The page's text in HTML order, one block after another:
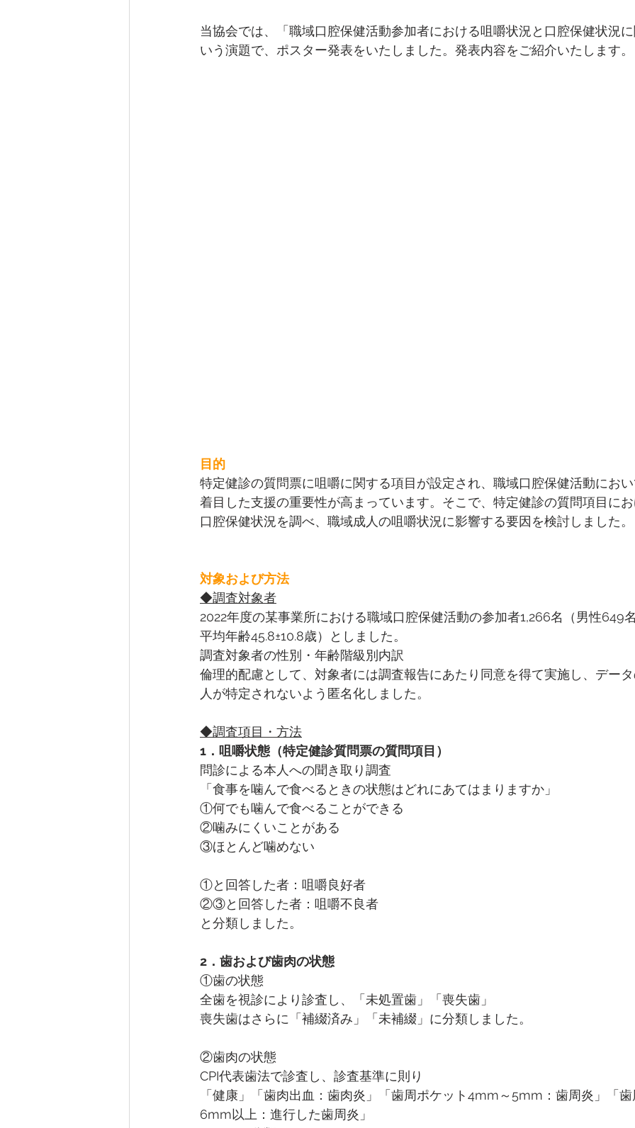
当協会では、「職域口腔保健活動参加者における咀嚼状況と口腔保健状況
いう演題で、ポスター発表をいたしました。発表内容をご紹介いたします。
目的
特定健診の質問票に咀嚼に関する項目が設定され、職域口腔保健活動にお
着目した支援の重要性が高まっています。そこで、特定健診の質問項目に
口腔保健状況を調べ、職域成人の咀嚼状況に影響する要因を検討しました。
対象および方法
◆調査対象者
2022年度の某事業所における職域口腔保健活動の参加者1,266名（男性649名
平均年齢45.8±10.8歳）としました。
調査対象者の性別・年齢階級別内訳
倫理的配慮として、対象者には調査報告にあたり同意を得て実施し、デー
人が特定されないよう匿名化しました。
◆調査項目・方法
1．咀嚼状態（特定健診質問票の質問項目）
問診による本人への聞き取り調査
「食事を噛んで食べるときの状態はどれにあてはまりますか」
①何でも噛んで食べることができる
②噛みにくいことがある
③ほとんど噛めない
①と回答した者：咀嚼良好者
②③と回答した者：咀嚼不良者
と分類しました。
2．歯および歯肉の状態
①歯の状態
全歯を視診により診査し、「未処置歯」「喪失歯」
喪失歯はさらに「補綴済み」「未補綴」に分類しました。
②歯肉の状態
CPI代表歯法で診査し、診査基準に則り
「健康」「歯肉出血：歯肉炎」「歯周ポケット4mm～5mm：歯周炎」「歯
6mm以上：進行した歯周炎」